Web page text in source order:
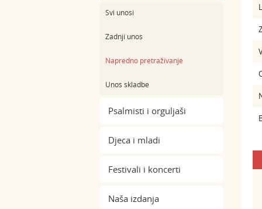
Svi unosi
Zadnji unos
Napredno pretraživanje
Unos skladbe
Psalmisti i orguljaši
Djeca i mladi
Festivali i koncerti
Naša izdanja